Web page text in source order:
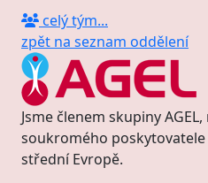
celý tým...
zpět na seznam oddělení
Jsme členem skupiny
soukromého
střední Evropě.